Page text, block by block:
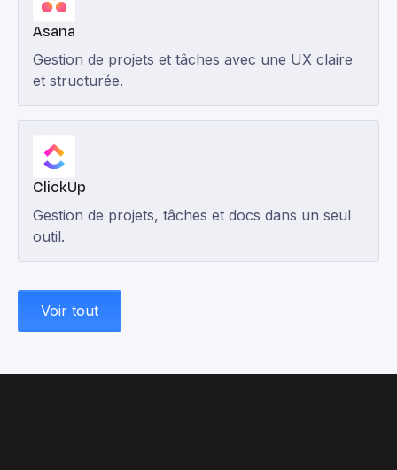
Asana
Gestion de projets et tâches avec une UX claire
et structurée.
ClickUp
Gestion de projets, tâches et docs dans un seul
outil.
Voir tout